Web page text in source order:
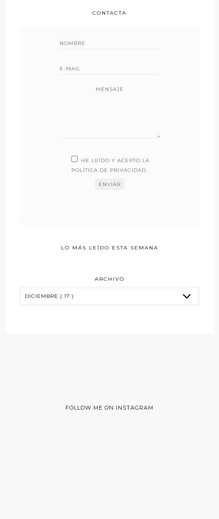
CONTACTA
MENSAJE
HE LEÍDO Y ACEPTO LA
POLÍTICA DE PRIVACIDAD.
LO MÁS LEÍDO ESTA SEMANA
ARCHIVO
FOLLOW ME ON INSTAGRAM